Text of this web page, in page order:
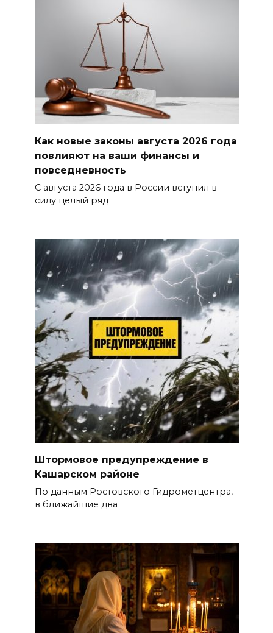
Как новые законы августа 2026 года
повлияют на ваши финансы и
повседневность
С августа 2026 года в России вступил в
силу целый ряд
Штормовое предупреждение в
Кашарском районе
По данным Ростовского Гидрометцентра,
в ближайшие два